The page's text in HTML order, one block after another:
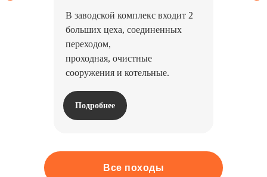
В заводской комплекс входит 2
больших цеха, соединенных
переходом,
проходная, очистные
сооружения и котельные.
Подробнее
Все походы